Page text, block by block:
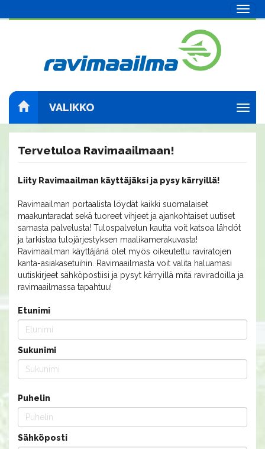
VALIKKO
Tervetuloa Ravimaailmaan!
Liity Ravimaailman käyttäjäksi ja pysy kärryillä!
Ravimaailman portaalista löydät kaikki suomalaiset
maakuntaradat sekä tuoreet vihjeet ja ajankohtaiset uutiset
samasta palvelusta! Tulospalvelun kautta voit katsoa lähdöt
ja tarkistaa tulojärjestyksen maalikamerakuvasta!
Ravimaailman käyttäjänä olet myös oikeutettu raviratojen
kanta-asiakasetuihin. Ravimaailmasta voit valita haluamasi
uutiskirjeet sähköpostiisi ja pysyt kärryillä mitä raviradoilla ja
ravimaailmassa tapahtuu!
Etunimi
Sukunimi
Puhelin
Sähköposti